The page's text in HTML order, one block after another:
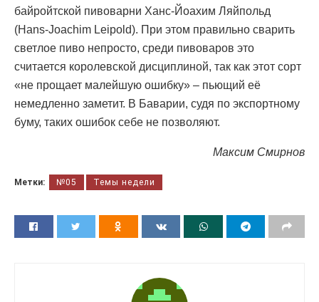
байройтской пивоварни Ханс-Йоахим Ляйпольд
(Hans-Joachim Leipold). При этом правильно сварить
светлое пиво непросто, среди пивоваров это
считается королевской дисциплиной, так как этот сорт
«не прощает малейшую ошибку» – пьющий её
немедленно заметит. В Баварии, судя по экспортному
буму, таких ошибок себе не позволяют.
Максим Смирнов
Метки: №05 Темы недели